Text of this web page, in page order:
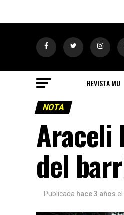
REVISTA MU
NOTA
Araceli
del
Publicada hace 3 años el